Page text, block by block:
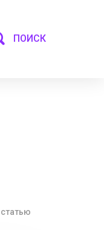
ПОИСК